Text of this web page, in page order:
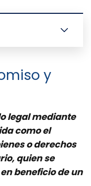
y
legal mediante
como el
o derechos
quien se
beneficio de un